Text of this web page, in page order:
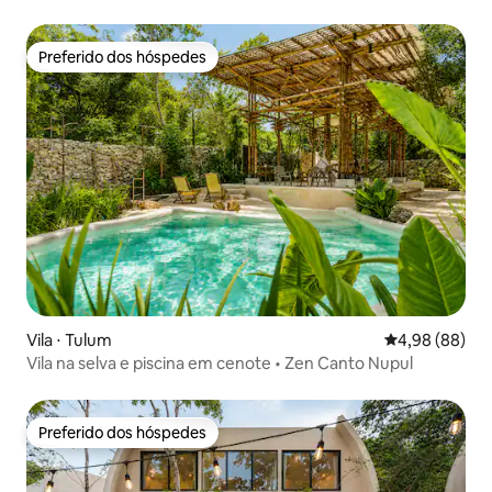
Preferido dos hóspedes
Preferido dos hóspedes
Vila ⋅ Tulum 4,98 de uma
4,98 (88)
Vila na selva e piscina em cenote • Zen Canto Nupul
Preferido dos hóspedes
Preferido dos hóspedes